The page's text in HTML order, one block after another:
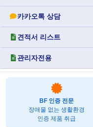
카카오톡 상담
견적서 리스트
관리자전용
BF 인증 전문
장애물 없는 생활환경
인증 제품 취급